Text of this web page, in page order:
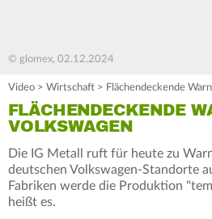
© glomex, 02.12.2024
Video > Wirtschaft > Flächendeckende
FLÄCHENDECKENDE
VOLKSWAGEN
Die IG Metall ruft für heute zu
deutschen Volkswagen-Standorte
Fabriken werde die Produktion
heißt es.